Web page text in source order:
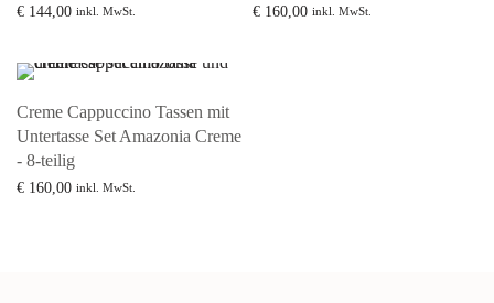
€ 144,00 inkl. MwSt. € 160,00 inkl. MwSt.
Creme Cappuccino Tassen mit
Untertasse Set Amazonia Creme
- 8-teilig
€ 160,00 inkl. MwSt.